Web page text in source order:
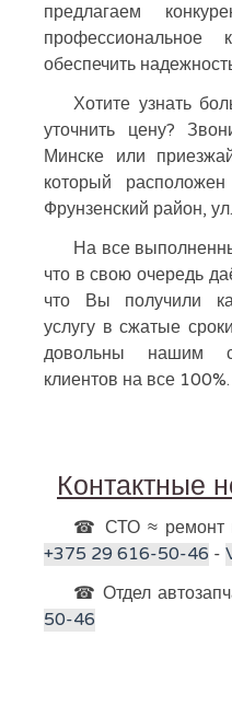
предлагаем
профессиональное
обеспечить
Хотите узнать
уточнить цену?
Минске или
который
Фрунзенский район,
На все
что в свою очередь
что Вы получили
услугу в сжатые
довольны нашим
клиентов на все 100%.
Контактные
☎ СТО ≈ ремонт
+375 29 616-50-46 -
☎ Отдел
50-46